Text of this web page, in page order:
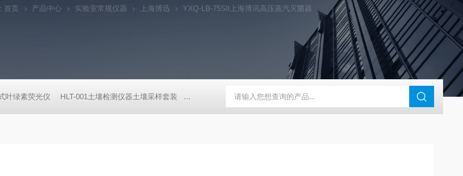
首页 产品中心 实验室常规仪器 上海博迅 YXQ-LB-75SII上海博讯高压蒸汽灭菌器
叶绿素荧光仪 HLT-001土壤检测仪器土壤采样套装 德国MN 91346过氧乙酸检测仪 CT2001A微电流扣电测试 PL-G07日本富士智